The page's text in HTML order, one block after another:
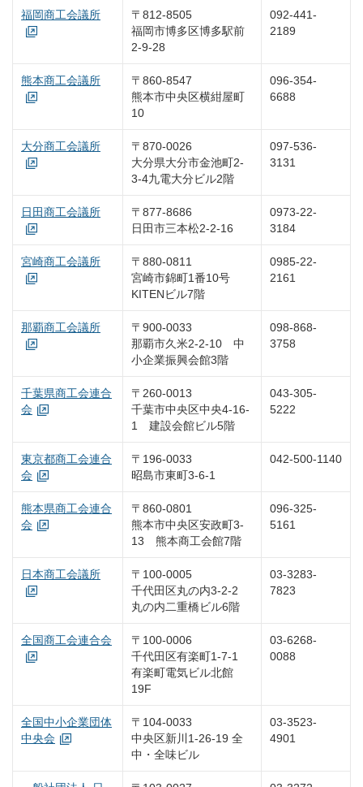
福岡商工会議所
〒812-8505
福岡市博多区博多駅前
2-9-28
092-441-
2189
熊本商工会議所
〒860-8547
熊本市中央区横紺屋町
10
096-354-
6688
大分商工会議所
〒870-0026
大分県大分市金池町2-
3-4九電大分ビル2階
097-536-
3131
日田商工会議所
〒877-8686
日田市三本松2-2-16
0973-22-
3184
宮崎商工会議所
〒880-0811
宮崎市錦町1番10号
KITENビル7階
0985-22-
2161
那覇商工会議所
〒900-0033
那覇市久米2-2-10 中
小企業振興会館3階
098-868-
3758
千葉県商工会連合
会
〒260-0013
千葉市中央区中央4-16-
1 建設会館ビル5階
043-305-
5222
東京都商工会連合
会
〒196-0033
昭島市東町3-6-1
042-500-1140
熊本県商工会連合
会
〒860-0801
熊本市中央区安政町3-
13 熊本商工会館7階
096-325-
5161
日本商工会議所
〒100-0005
千代田区丸の内3-2-2
丸の内二重橋ビル6階
03-3283-
7823
全国商工会連合会
〒100-0006
千代田区有楽町1-7-1
有楽町電気ビル北館
19F
03-6268-
0088
全国中小企業団体
中央会
〒104-0033
中央区新川1-26-19 全
中・全味ビル
03-3523-
4901